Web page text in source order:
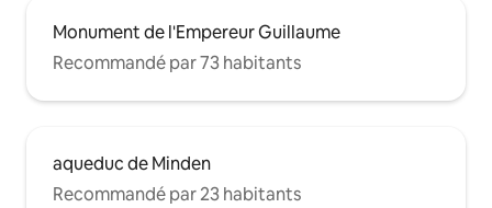
Monument de l'Empereur Guillaume
Recommandé par 73 habitants
aqueduc de Minden
Recommandé par 23 habitants